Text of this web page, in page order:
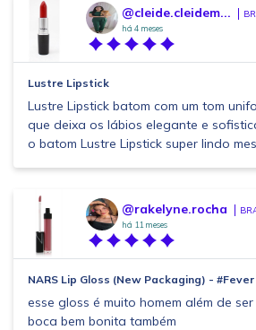
@cleide.cleidem...
há 4 meses
Lustre Lipstick
Lustre Lipstick batom com um tom
que deixa os lábios elegante e
o batom Lustre Lipstick super lindo
@rakelyne.rocha
há 11 meses
NARS Lip Gloss (New Packaging) -
esse gloss é muito homem além de
boca bem bonita também